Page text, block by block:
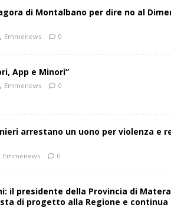
di Montalbano per dire no al
Emmenews 0
App e Minori”
Emmenews 0
arrestano un uono per violenza e
Emmenews 0
il presidente della Provincia di
di progetto alla Regione e